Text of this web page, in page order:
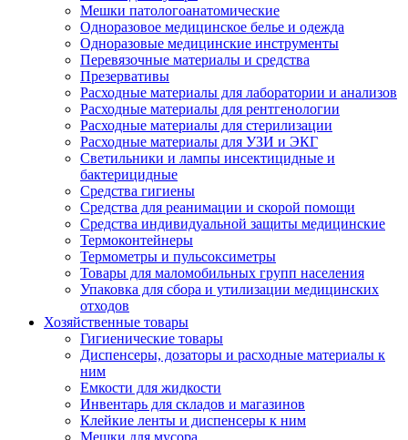
Мешки патологоанатомические
Одноразовое медицинское белье и одежда
Одноразовые медицинские инструменты
Перевязочные материалы и средства
Презервативы
Расходные материалы для лаборатории и анализов
Расходные материалы для рентгенологии
Расходные материалы для стерилизации
Расходные материалы для УЗИ и ЭКГ
Светильники и лампы инсектицидные и
бактерицидные
Средства гигиены
Средства для реанимации и скорой помощи
Средства индивидуальной защиты медицинские
Термоконтейнеры
Термометры и пульсоксиметры
Товары для маломобильных групп населения
Упаковка для сбора и утилизации медицинских
отходов
Хозяйственные товары
Гигиенические товары
Диспенсеры, дозаторы и расходные материалы к
ним
Емкости для жидкости
Инвентарь для складов и магазинов
Клейкие ленты и диспенсеры к ним
Мешки для мусора